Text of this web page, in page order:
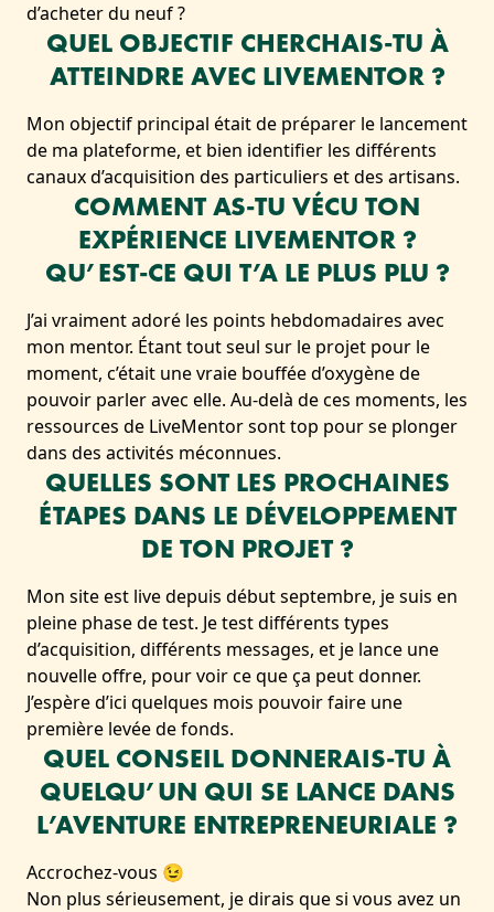
d’acheter du neuf ?
QUEL OBJECTIF CHERCHAIS-TU À
ATTEINDRE AVEC LIVEMENTOR ?
Mon objectif principal était de préparer le lancement
de ma plateforme, et bien identifier les différents
canaux d’acquisition des particuliers et des artisans.
COMMENT AS-TU VÉCU TON
EXPÉRIENCE LIVEMENTOR ?
QU’EST-CE QUI T’A LE PLUS PLU ?
J’ai vraiment adoré les points hebdomadaires avec
mon mentor. Étant tout seul sur le projet pour le
moment, c’était une vraie bouffée d’oxygène de
pouvoir parler avec elle. Au-delà de ces moments, les
ressources de LiveMentor sont top pour se plonger
dans des activités méconnues.
QUELLES SONT LES PROCHAINES
ÉTAPES DANS LE DÉVELOPPEMENT
DE TON PROJET ?
Mon site est live depuis début septembre, je suis en
pleine phase de test. Je test différents types
d’acquisition, différents messages, et je lance une
nouvelle offre, pour voir ce que ça peut donner.
J’espère d’ici quelques mois pouvoir faire une
première levée de fonds.
QUEL CONSEIL DONNERAIS-TU À
QUELQU’UN QUI SE LANCE DANS
L’AVENTURE ENTREPRENEURIALE ?
Accrochez-vous 😉
Non plus sérieusement, je dirais que si vous avez un